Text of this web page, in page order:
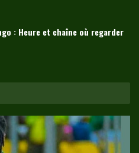
: Heure et chaîne où regarder